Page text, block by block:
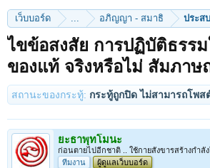
เว็บบอร์ด ... อภิญญา - สมาธิ ประส
ไขข้อสงสัย การปฏิบัติธรร
ของแท้ จริงหรือไม่ สัมภา
สถานะของกระทู้: กระทู้ถูกปิด ไม่สามารถโพส
ยะธาพุทโมนะ
ก่อนตายไปอีกชาติ .. ใช้กายสังขารสร้างกำลั
ทีมงาน
ผู้ดูแลเว็บบอร์ด